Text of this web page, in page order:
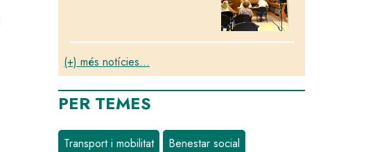
(+) més notícies...
PER TEMES
Transport i mobilitat Benestar social